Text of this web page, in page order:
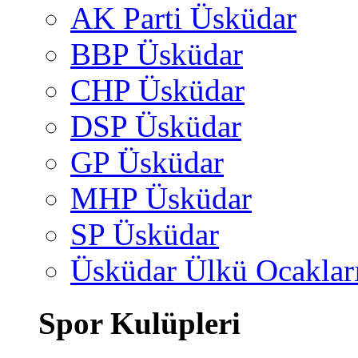
AK Parti Üsküdar
BBP Üsküdar
CHP Üsküdar
DSP Üsküdar
GP Üsküdar
MHP Üsküdar
SP Üsküdar
Üsküdar Ülkü
Spor Kulüpleri